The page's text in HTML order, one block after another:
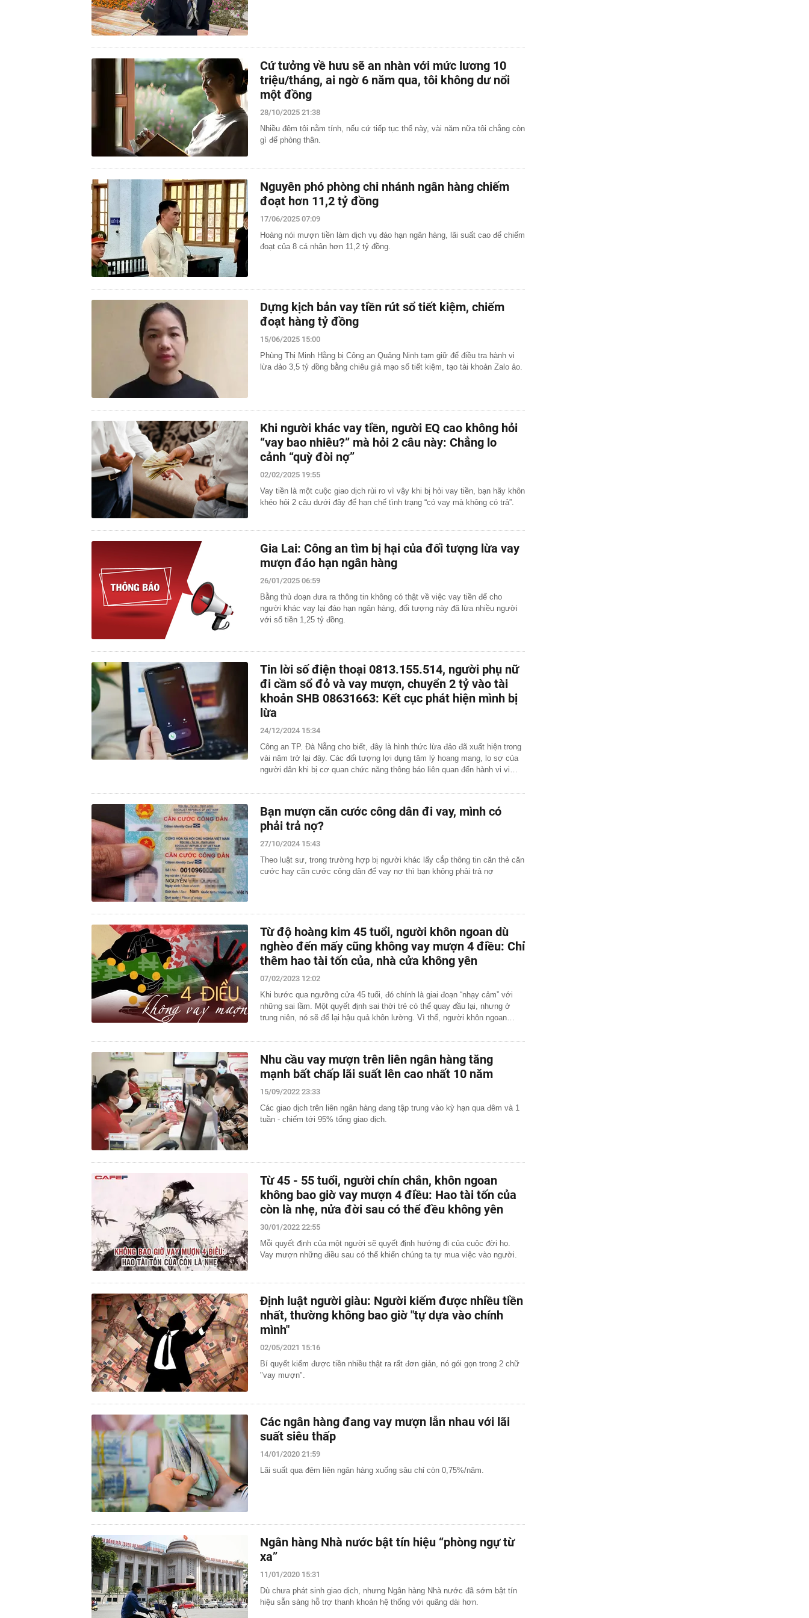
Cứ tưởng về hưu sẽ an nhàn với mức lương 10
triệu/tháng, ai ngờ 6 năm qua, tôi không dư nổi
một đồng
28/10/2025 21:38
Nhiều đêm tôi nằm tính, nếu cứ tiếp tục thế này, vài năm nữa tôi chẳng còn
gì để phòng thân.
Nguyên phó phòng chi nhánh ngân hàng chiếm
đoạt hơn 11,2 tỷ đồng
17/06/2025 07:09
Hoàng nói mượn tiền làm dịch vụ đáo hạn ngân hàng, lãi suất cao để chiếm
đoạt của 8 cá nhân hơn 11,2 tỷ đồng.
Dựng kịch bản vay tiền rút sổ tiết kiệm, chiếm
đoạt hàng tỷ đồng
15/06/2025 15:00
Phùng Thị Minh Hằng bị Công an Quảng Ninh tạm giữ để điều tra hành vi
lừa đảo 3,5 tỷ đồng bằng chiêu giả mạo sổ tiết kiệm, tạo tài khoản Zalo ảo.
Khi người khác vay tiền, người EQ cao không hỏi
“vay bao nhiêu?” mà hỏi 2 câu này: Chẳng lo
cảnh “quỳ đòi nợ”
02/02/2025 19:55
Vay tiền là một cuộc giao dịch rủi ro vì vậy khi bị hỏi vay tiền, bạn hãy khôn
khéo hỏi 2 câu dưới đây để hạn chế tình trạng “có vay mà không có trả”.
Gia Lai: Công an tìm bị hại của đối tượng lừa vay
mượn đáo hạn ngân hàng
26/01/2025 06:59
Bằng thủ đoạn đưa ra thông tin không có thật về việc vay tiền để cho
người khác vay lại đáo hạn ngân hàng, đối tượng này đã lừa nhiều người
với số tiền 1,25 tỷ đồng.
Tin lời số điện thoại 0813.155.514, người phụ nữ
đi cầm sổ đỏ và vay mượn, chuyển 2 tỷ vào tài
khoản SHB 08631663: Kết cục phát hiện mình bị
lừa
24/12/2024 15:34
Công an TP. Đà Nẵng cho biết, đây là hình thức lừa đảo đã xuất hiện trong
vài năm trở lại đây. Các đối tượng lợi dụng tâm lý hoang mang, lo sợ của
người dân khi bị cơ quan chức năng thông báo liên quan đến hành vi vi…
Bạn mượn căn cước công dân đi vay, mình có
phải trả nợ?
27/10/2024 15:43
Theo luật sư, trong trường hợp bị người khác lấy cắp thông tin căn thẻ căn
cước hay căn cước công dân để vay nợ thì bạn không phải trả nợ
Từ độ hoàng kim 45 tuổi, người khôn ngoan dù
nghèo đến mấy cũng không vay mượn 4 điều: Chỉ
thêm hao tài tốn của, nhà cửa không yên
07/02/2023 12:02
Khi bước qua ngưỡng cửa 45 tuổi, đó chính là giai đoạn “nhạy cảm” với
những sai lầm. Một quyết định sai thời trẻ có thể quay đầu lại, nhưng ở
trung niên, nó sẽ để lại hậu quả khôn lường. Vì thế, người khôn ngoan…
Nhu cầu vay mượn trên liên ngân hàng tăng
mạnh bất chấp lãi suất lên cao nhất 10 năm
15/09/2022 23:33
Các giao dịch trên liên ngân hàng đang tập trung vào kỳ hạn qua đêm và 1
tuần - chiếm tới 95% tổng giao dịch.
Từ 45 - 55 tuổi, người chín chắn, khôn ngoan
không bao giờ vay mượn 4 điều: Hao tài tốn của
còn là nhẹ, nửa đời sau có thể đều không yên
30/01/2022 22:55
Mỗi quyết định của một người sẽ quyết định hướng đi của cuộc đời họ.
Vay mượn những điều sau có thể khiến chúng ta tự mua việc vào người.
Định luật người giàu: Người kiếm được nhiều tiền
nhất, thường không bao giờ "tự dựa vào chính
mình"
02/05/2021 15:16
Bí quyết kiếm được tiền nhiều thật ra rất đơn giản, nó gói gọn trong 2 chữ
"vay mượn".
Các ngân hàng đang vay mượn lẫn nhau với lãi
suất siêu thấp
14/01/2020 21:59
Lãi suất qua đêm liên ngân hàng xuống sâu chỉ còn 0,75%/năm.
Ngân hàng Nhà nước bật tín hiệu “phòng ngự từ
xa”
11/01/2020 15:31
Dù chưa phát sinh giao dịch, nhưng Ngân hàng Nhà nước đã sớm bật tín
hiệu sẵn sàng hỗ trợ thanh khoản hệ thống với quãng dài hơn.